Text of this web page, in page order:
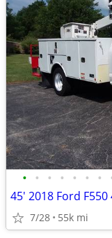
• • • • • • •
7/28 55k mi